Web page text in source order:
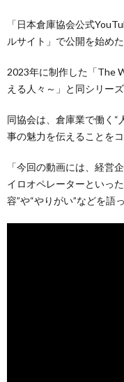
「日本倉庫協会公式
ルサイト」で公開を始めた
2023年に制作した「The
える人々～」と同シリー
同協会は、倉庫業で働く“
事の魅力を伝えることを
「今回の動画には、経営
イロオペレーターといっ
容”や“やりがい”などを語